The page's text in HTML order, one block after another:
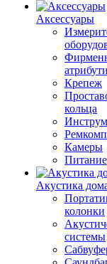
Аксессуары
Крепеж
кольца
Камеры
Питание
Акустика
колонки
системы